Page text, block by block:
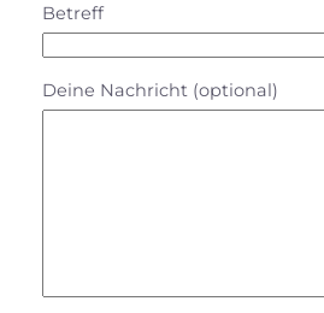
Betreff
Deine Nachricht (optional)